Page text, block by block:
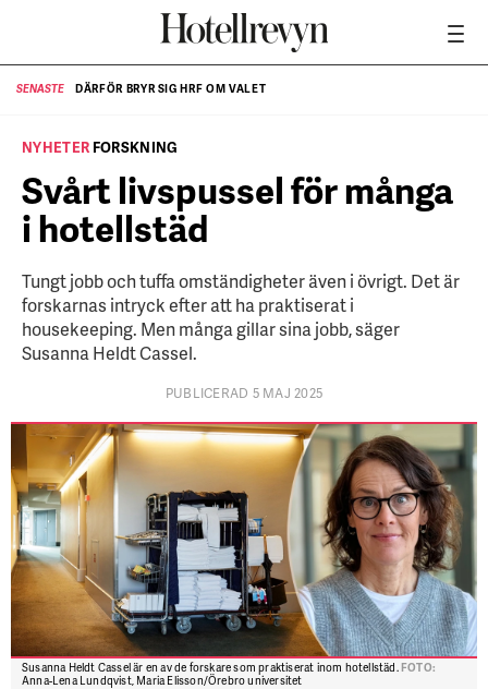
DÄRFÖR BRYR SIG HRF OM VALET
SENASTE NÄR HOTELLREVYN SLOG SVENSKT REKORD I SIMPELHET
NYHETER FORSKNING
Svårt livspussel för många
i hotellstäd
Tungt jobb och tuffa omständigheter även i övrigt. Det är
forskarnas intryck efter att ha praktiserat i
housekeeping. Men många gillar sina jobb, säger
Susanna Heldt Cassel.
PUBLICERAD 5 MAJ 2025
Susanna Heldt Cassel är en av de forskare som praktiserat inom hotellstäd.FOTO:
Anna-Lena Lundqvist, Maria Elisson/Örebro universitet